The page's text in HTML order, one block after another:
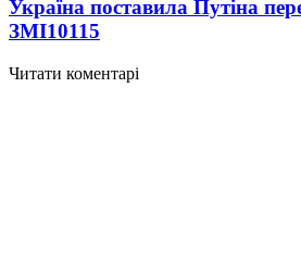
Україна поставила Путіна
ЗМІ10115
Читати коментарі